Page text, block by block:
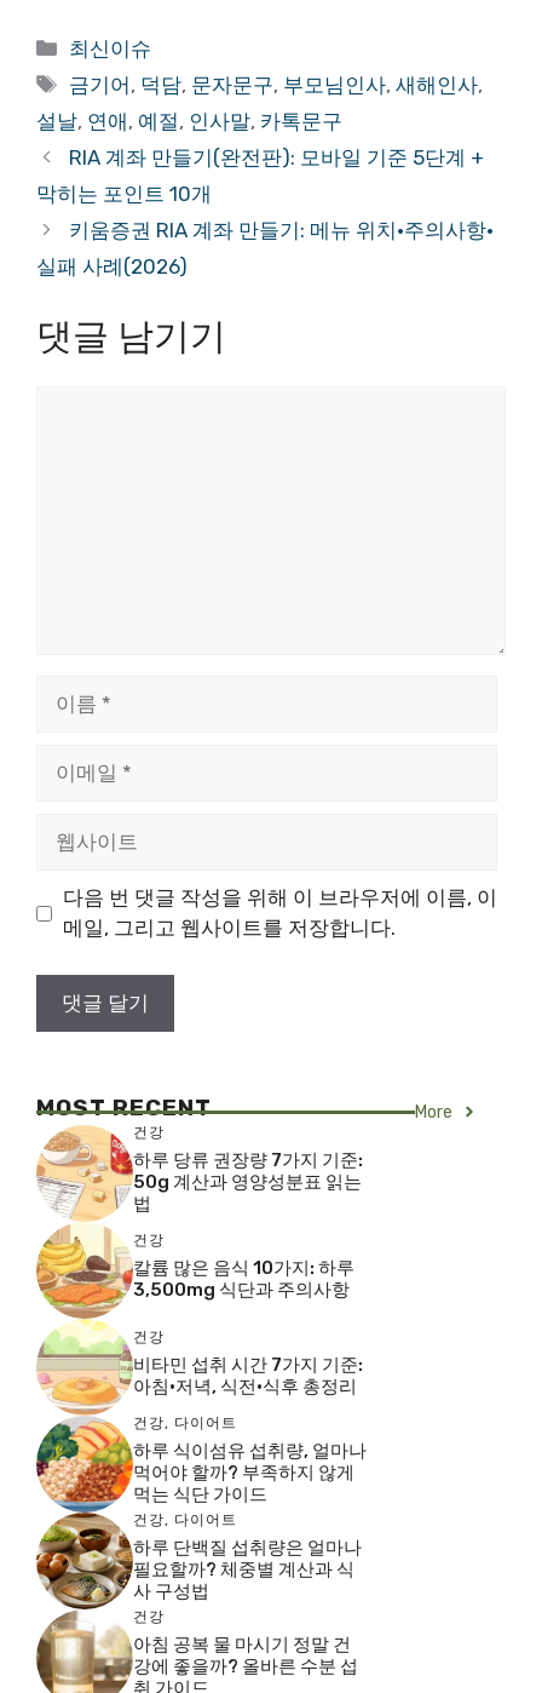
카
테
고
리
최신이슈
태
그
금기어, 덕담, 문자문구, 부모님인사,새해인사,
설날, 연애, 예절, 인사말, 카톡문구
RIA 계좌 만들기(완전판): 모바일 기준 5단계 +
막히는 포인트 10개
키움증권 RIA 계좌 만들기: 메뉴 위치·주의사항·
실패 사례(2026)
댓글 남기기
트
다음 번 댓글 작성을 위해 이 브라우저에 이름, 이
메일, 그리고 웹사이트를 저장합니다.
MOST RECENT More
건강
하루 당류 권장량 7가지 기준:
50g 계산과 영양성분표 읽는
법
건강
칼륨 많은 음식 10가지: 하루
3,500mg 식단과 주의사항
건강
비타민 섭취 시간 7가지 기준:
아침·저녁, 식전·식후 총정리
건강, 다이어트
하루 식이섬유 섭취량, 얼마나
먹어야 할까? 부족하지 않게
먹는 식단 가이드
건강, 다이어트
하루 단백질 섭취량은 얼마나
필요할까? 체중별 계산과 식
사 구성법
건강
아침 공복 물 마시기 정말 건
강에 좋을까? 올바른 수분 섭
취 가이드